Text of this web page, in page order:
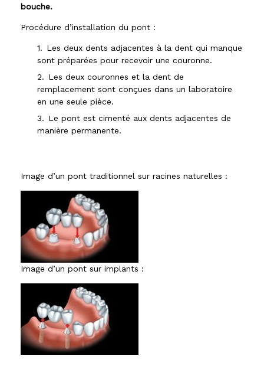
bouche.
Procédure d’installation du pont :
Les deux dents adjacentes à la dent qui manque
sont préparées pour recevoir une couronne.
Les deux couronnes et la dent de
remplacement sont conçues dans un laboratoire
en une seule pièce.
Le pont est cimenté aux dents adjacentes de
manière permanente.
Image d’un pont traditionnel sur racines naturelles :
Image d’un pont sur implants :